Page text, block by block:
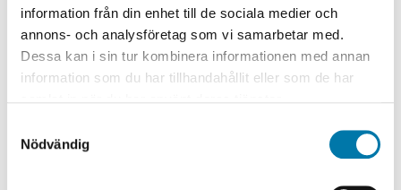
information från din enhet till de sociala medier och
annons- och analysföretag som vi samarbetar med.
Dessa kan i sin tur kombinera informationen med annan
information som du har tillhandahållit eller som de har
Nödvändig
NYHET
Sollentuna Energi & Miljö
kompletterar med NB IoT
Sollentuna Energi & Miljö (SEOM) genomfört ett